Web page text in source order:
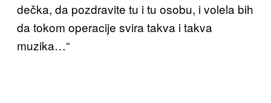
dečka, da pozdravite tu i tu osobu, i volela bih
da tokom operacije svira takva i takva
muzika…“